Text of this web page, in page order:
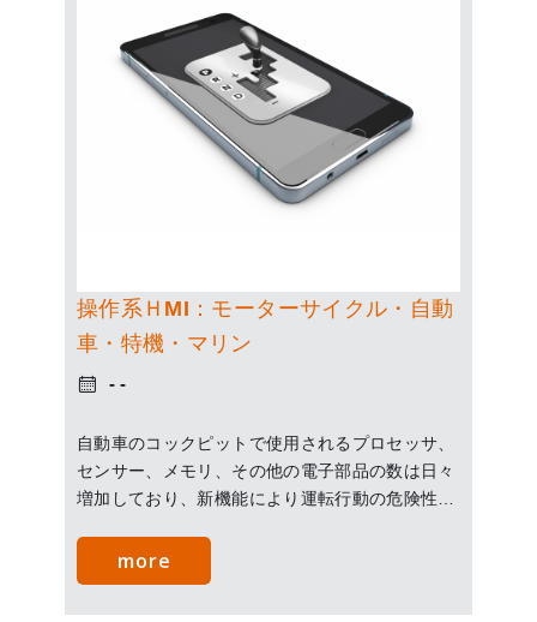
操作系ＨMI：モーターサイクル・自動
車・特機・マリン
自動車のコックピットで使用されるプロセッサ、
センサー、メモリ、その他の電子部品の数は日々
増加しており、新機能により運転行動の危険性が
more